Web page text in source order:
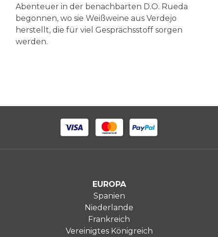
Abenteuer in der benachbarten D.O. Rueda
begonnen, wo sie Weißweine aus Verdejo
herstellt, die für viel Gesprächsstoff sorgen
werden.
EUROPA
Spanien
Niederlande
Frankreich
Vereinigtes Königreich